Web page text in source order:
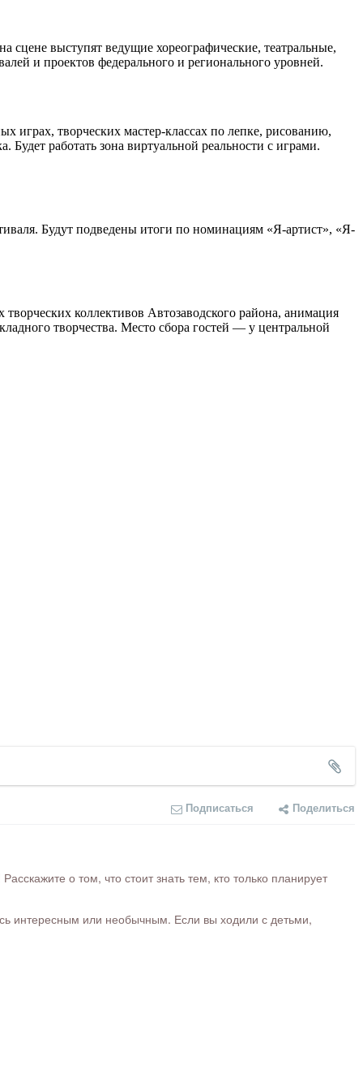
выступят ведущие хореографические, театральные,
и проектов федерального и регионального уровней.
играх, творческих мастер-классах по лепке, рисованию,
работать зона виртуальной реальности с играми.
Будут подведены итоги по номинациям «Я-артист», «Я-
коллективов Автозаводского района, анимация
творчества. Место сбора гостей — у центральной
Подписаться Поделиться
о том, что стоит знать тем, кто только планирует
интересным или необычным. Если вы ходили с детьми,